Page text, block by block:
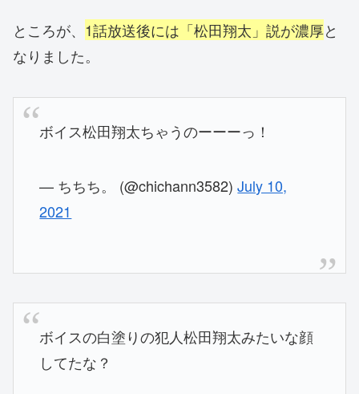
ところが、 1話放送後には「松田翔太」説が濃厚と
なりました。
ボイス松田翔太ちゃうのーーーっ！
— ちちち。 (@chichann3582)July 10,
2021
ボイスの白塗りの犯人松田翔太みたいな顔
してたな？